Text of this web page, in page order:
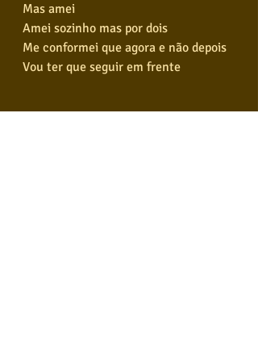
Mas amei
Amei sozinho mas por dois
Me conformei que agora e não depois
Vou ter que seguir em frente